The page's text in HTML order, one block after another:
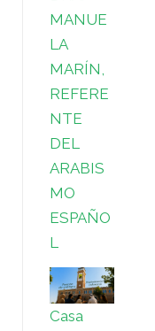
MANUE
LA
MARÍN,
REFERE
NTE
DEL
ARABIS
MO
ESPAÑO
L
Casa